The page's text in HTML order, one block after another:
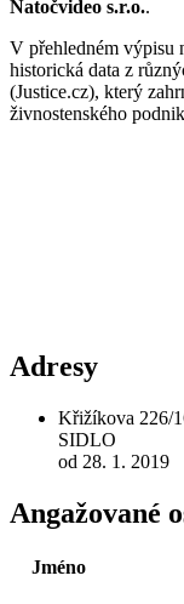
Natočvideo s.r.o..
V přehledném výpisu
historická data z
(Justice.cz), který
živnostenského
Adresy
Křižíkova 226/
SIDLO
od 28. 1. 2019
Angažované
Jméno